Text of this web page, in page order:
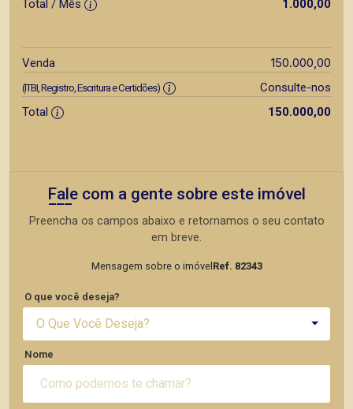
Total / Mês 1.000,00
Venda 150.000,00
(ITBI, Registro, Escritura e Certidões)
Consulte-nos
Total
150.000,00
Fale com a gente sobre este imóvel
Preencha os campos abaixo e retornamos o seu contato
em breve.
Mensagem sobre o imóvelRef. 82343
O que você deseja?
O Que Você Deseja?
Nome